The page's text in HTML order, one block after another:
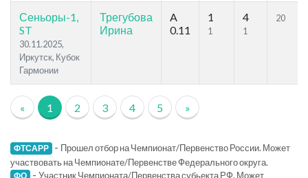
Сеньоры-1,
ST
30.11.2025,
Иркутск, Кубок
Гармонии
Трегубова
Ирина
A
0.11
1
1
4
1
20
« 1 2 3 4 5 »
ФТСАРР - Прошел отбор на Чемпионат/Первенство России. Может
участвовать на Чемпионате/Первенстве Федерального округа.
ФО - Участник Чемпионата/Первенства субьекта РФ. Может